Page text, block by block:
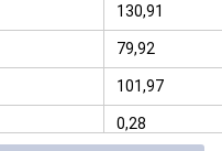
130,91
79,92
101,97
0,28